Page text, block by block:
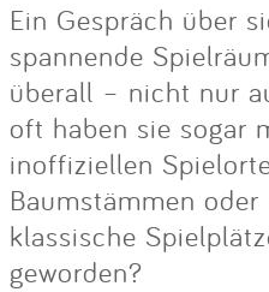
Ein Gespräch über
spannende
überall – nicht nur
oft haben sie sogar
inoffiziellen
Baumstämmen oder
klassische
geworden?